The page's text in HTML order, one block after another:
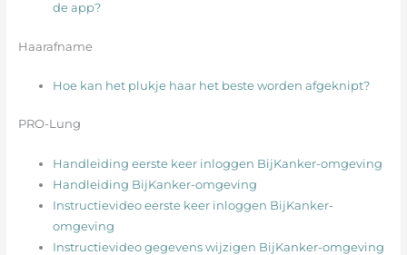
de app?
Haarafname
Hoe kan het plukje haar het beste worden afgeknipt?
PRO-Lung
Handleiding eerste keer inloggen BijKanker-omgeving
Handleiding BijKanker-omgeving
Instructievideo eerste keer inloggen BijKanker-
omgeving
Instructievideo gegevens wijzigen BijKanker-omgeving